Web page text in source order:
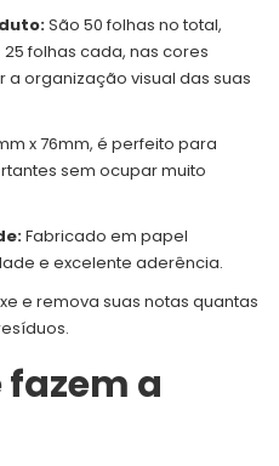
São 50 folhas no total,
folhas cada, nas cores
organização visual das suas
x 76mm, é perfeito para
sem ocupar muito
Fabricado em papel
e excelente aderência.
e remova suas notas quantas
a